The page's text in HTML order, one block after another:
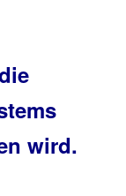
wird.